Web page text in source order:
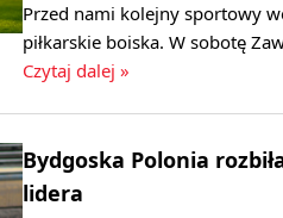
Przed nami kolejny sportowy
piłkarskie boiska. W sobotę
Czytaj dalej »
Bydgoska Polonia
lidera